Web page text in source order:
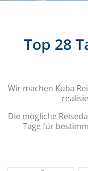
Top 28
Wir machen Kuba
Die mögliche
Tage für